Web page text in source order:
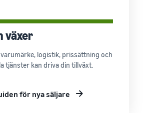
växer
logistik, prissättning och
tjänster kan driva din tillväxt.
för nya säljare